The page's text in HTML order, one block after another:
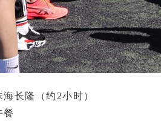
长隆（约2小时）
餐